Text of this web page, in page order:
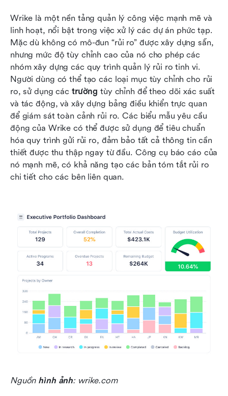
Wrike là một nền tảng quản lý công việc mạnh mẽ và
linh hoạt, nổi bật trong việc xử lý các dự án phức tạp.
Mặc dù không có mô-đun “rủi ro” được xây dựng sẵn,
nhưng mức độ tùy chỉnh cao của nó cho phép các
nhóm xây dựng các quy trình quản lý rủi ro tinh vi.
Người dùng có thể tạo các loại mục tùy chỉnh cho rủi
ro, sử dụng các trường tùy chỉnh để theo dõi xác suất
và tác động, và xây dựng bảng điều khiển trực quan
để giám sát toàn cảnh rủi ro. Các biểu mẫu yêu cầu
động của Wrike có thể được sử dụng để tiêu chuẩn
hóa quy trình gửi rủi ro, đảm bảo tất cả thông tin cần
thiết được thu thập ngay từ đầu. Công cụ báo cáo của
nó mạnh mẽ, có khả năng tạo các bản tóm tắt rủi ro
chi tiết cho các bên liên quan.
Nguồn hình ảnh: wrike.com